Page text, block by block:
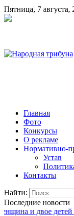
Пятница, 7
Главная
Фото
Конкурсы
О рекламе
Нормативно-
Устав
Контакты
Найти:
Последние новости
детей